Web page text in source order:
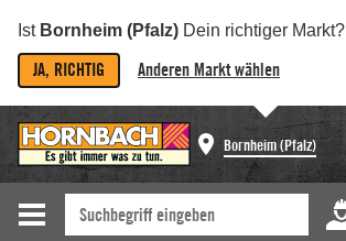
Ist Bornheim (Pfalz) Dein richtiger Markt?
JA, RICHTIG Anderen Markt wählen
Bornheim (Pfalz)